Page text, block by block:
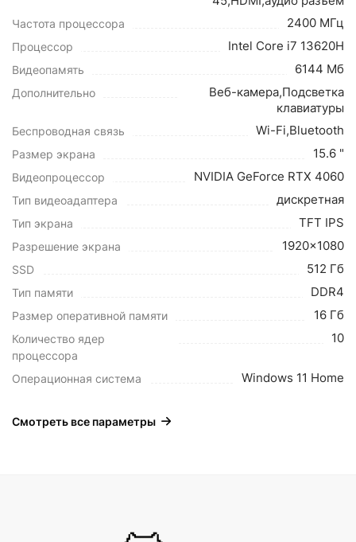
Частота процессора 2400 МГц
Процессор Intel Core i7 13620H
Видеопамять 6144 Мб
Дополнительно
Веб-камера,Подсветка
клавиатуры
Беспроводная связь Wi-Fi,Bluetooth
Размер экрана 15.6 "
Видеопроцессор NVIDIA GeForce RTX 4060
Тип видеоадаптера дискретная
Тип экрана TFT IPS
Разрешение экрана 1920x1080
SSD 512 Гб
Тип памяти DDR4
Размер оперативной памяти 16 Гб
Количество ядер
процессора
10
Операционная система Windows 11 Home
Смотреть все параметры